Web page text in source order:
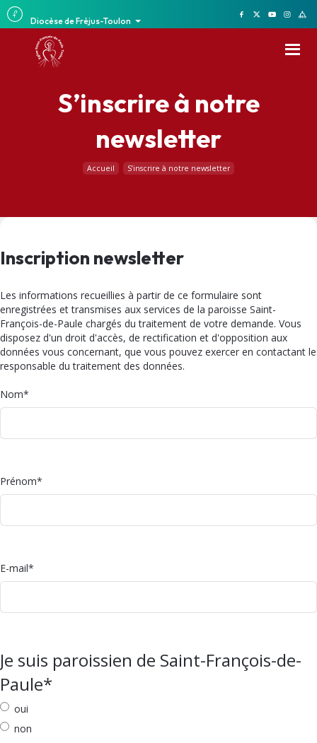
Diocèse de Fréjus-Toulon
S’inscrire à notre
newsletter
Accueil S’inscrire à notre newsletter
Inscription newsletter
Les informations recueillies à partir de ce formulaire sont
enregistrées et transmises aux services de la paroisse Saint-
François-de-Paule chargés du traitement de votre demande. Vous
disposez d'un droit d'accès, de rectification et d'opposition aux
données vous concernant, que vous pouvez exercer en contactant le
responsable du traitement des données.
Nom*
Prénom*
E-mail*
Je suis paroissien de Saint-François-de-
Paule*
oui
non